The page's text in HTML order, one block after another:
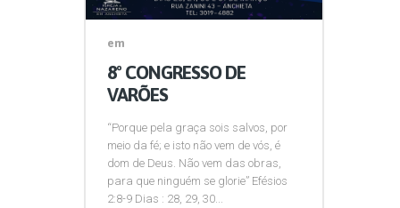
em
8º CONGRESSO DE
VARÕES
“Porque pela graça sois salvos, por
meio da fé; e isto não vem de vós, é
dom de Deus. Não vem das obras,
para que ninguém se glorie” Efésios
2:8-9 Dias : 28, 29, 30...